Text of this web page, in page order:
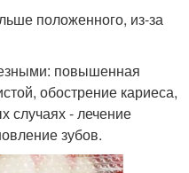
положенного, из-за
повышенная
обострение кариеса,
случаях - лечение
зубов.